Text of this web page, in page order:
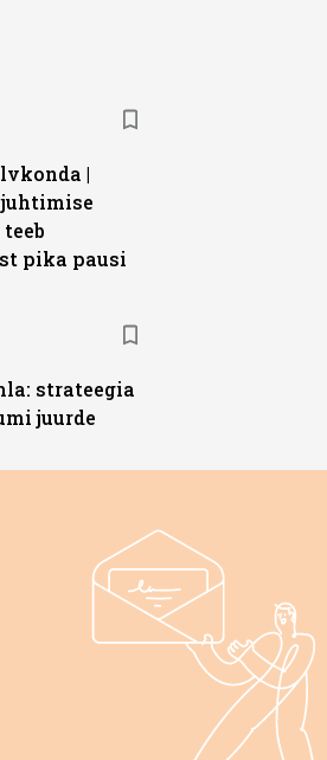
|
pika pausi
strateegia
juurde